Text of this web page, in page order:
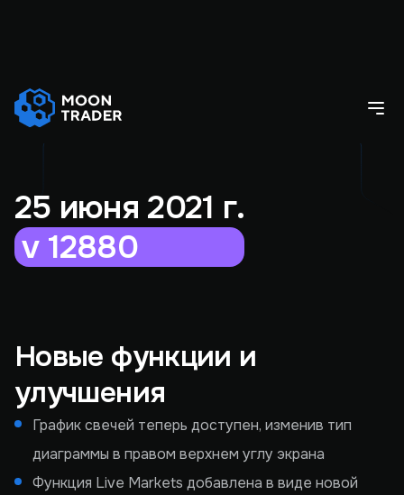
25 июня 2021 г.
v 12880
Новые функции и
улучшения
График свечей теперь доступен, изменив тип
диаграммы в правом верхнем углу экрана
Функция Live Markets добавлена в виде новой